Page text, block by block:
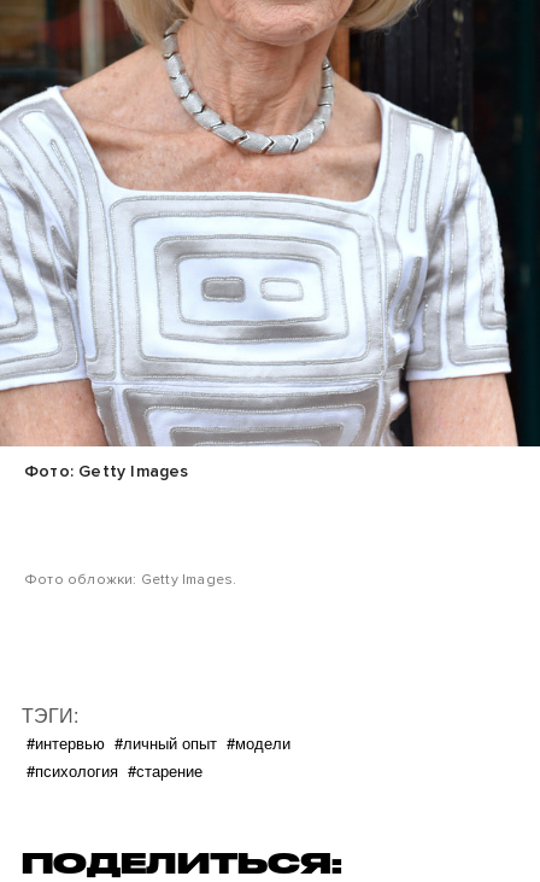
Фото: Getty Images
Фото обложки: Getty Images.
ТЭГИ:
#интервью #личный опыт #модели
#психология #старение
ПОДЕЛИТЬСЯ: